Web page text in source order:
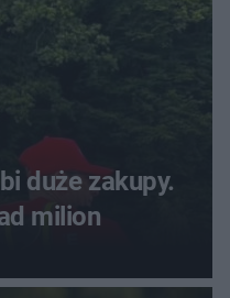
duże zakupy.
milion